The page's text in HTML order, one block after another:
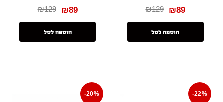
₪129 ₪89
הוספה לסל
₪129 ₪89
הוספה לסל
-22%
-20%